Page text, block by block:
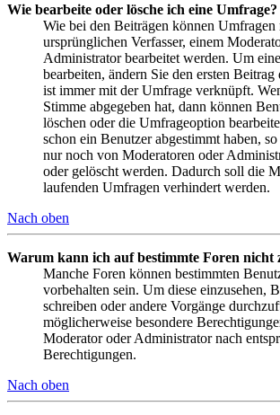
Wie bearbeite oder lösche ich eine Umfrage?
Wie bei den Beiträgen können Umfragen
ursprünglichen Verfasser, einem
Administrator bearbeitet werden. Um
bearbeiten, ändern Sie den ersten Beitrag
ist immer mit der Umfrage verknüpft.
Stimme abgegeben hat, dann können
löschen oder die Umfrageoption
schon ein Benutzer abgestimmt haben,
nur noch von Moderatoren oder
oder gelöscht werden. Dadurch soll die
laufenden Umfragen verhindert werden.
Nach oben
Warum kann ich auf bestimmte Foren nicht
Manche Foren können bestimmten
vorbehalten sein. Um diese einzusehen,
schreiben oder andere Vorgänge
möglicherweise besondere
Moderator oder Administrator nach
Berechtigungen.
Nach oben